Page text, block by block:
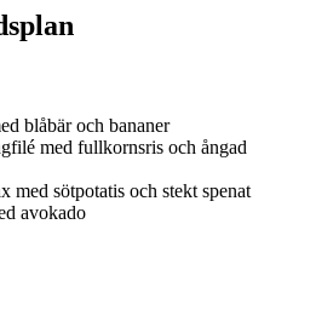
blåbär och bananer
med fullkornsris och ångad
med sötpotatis och stekt spenat
avokado